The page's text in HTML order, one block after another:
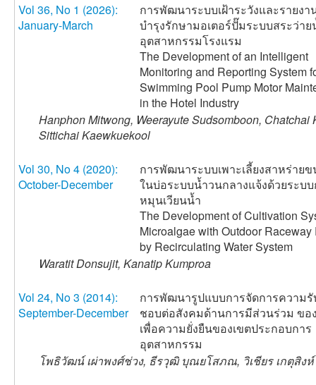
Vol 36, No 1 (2026):
January-March
การพัฒนาระบบเฝ้าระวังและรายงา
บำรุงรักษามอเตอร์ปั๊มระบบสระว่าย
อุตสาหกรรมโรงแรม
The Development of an Intelligent
Monitoring and Reporting System
Swimming Pool Pump Motor
in the Hotel Industry
Hanphon Mitwong, Weerayute Sudsomboon,
Sittichai Kaewkuekool
Vol 30, No 4 (2020):
October-December
การพัฒนาระบบเพาะเลี้ยงสาหร่ายข
ในบ่อระบบน้ำวนกลางแจ้งด้วยระบ
หมุนเวียนน้ำ
The Development of Cultivation
Microalgae with Outdoor Raceway
by Recirculating Water System
Waratit Donsujit, Kanatip Kumproa
Vol 24, No 3 (2014):
September-December
การพัฒนารูปแบบการจัดการความรั
ชอบต่อสังคมด้านการมีส่วนร่วม ข
เพื่อความยั่งยืนของเขตประกอบการ
อุตสาหกรรม
โพธิวัฒน์ เผ่าพงศ์ช่วง, ธีรวุฒิ บุณยโสภณ, วิเชียร เกตุสิงห์